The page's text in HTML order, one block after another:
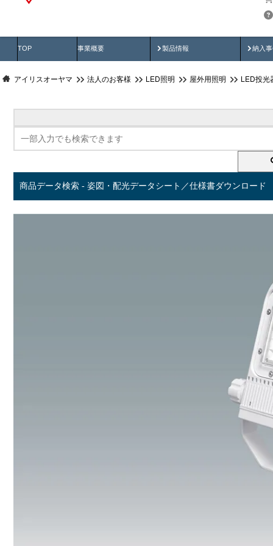
TOP 事業概要 製品情報
製品動画 納入
納
アイリスオーヤマ 法人のお客様 LED照明 屋外用照明 LED投光
商品データ検索 - 姿図・配光データシート／仕様書ダウンロード